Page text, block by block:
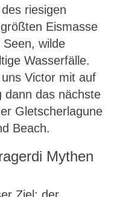
riesigen
Eismasse
wilde
Wasserfälle.
Victor mit auf
dann das nächste
Gletscherlagune
Beach.
Mythen